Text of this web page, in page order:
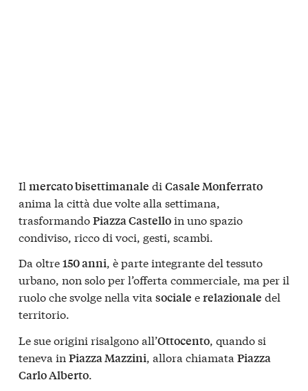
Il mercato bisettimanale di Casale Monferrato
anima la città due volte alla settimana,
trasformandoPiazza Castelloin uno spazio
condiviso, ricco di voci, gesti, scambi.
Da oltre150 anni, è parte integrante del tessuto
urbano, non solo per l’offerta commerciale, ma per il
ruolo che svolge nella vita sociale erelazionale del
territorio.
Le sue origini risalgono all’Ottocento, quando si
teneva in Piazza Mazzini, allora chiamata Piazza
Carlo Alberto.